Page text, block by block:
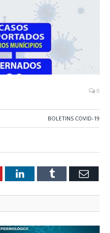
0
BOLETINS COVID-19
LinkedInTumblr Email